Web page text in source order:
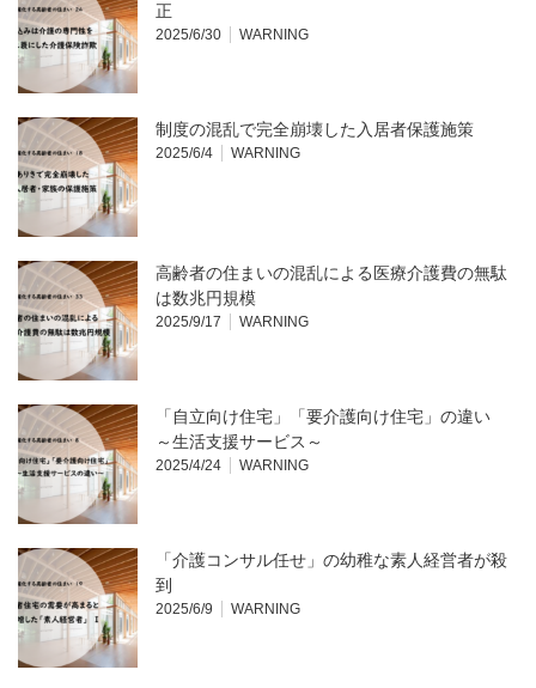
正
2025/6/30 WARNING
制度の混乱で完全崩壊した入居者保護施策
2025/6/4 WARNING
高齢者の住まいの混乱による医療介護費の無駄
は数兆円規模
2025/9/17 WARNING
「自立向け住宅」「要介護向け住宅」の違い
～生活支援サービス～
2025/4/24 WARNING
「介護コンサル任せ」の幼稚な素人経営者が殺
到
2025/6/9 WARNING